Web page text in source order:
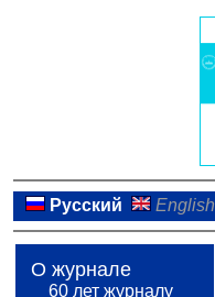
Русский English
О журнале
60 лет журналу